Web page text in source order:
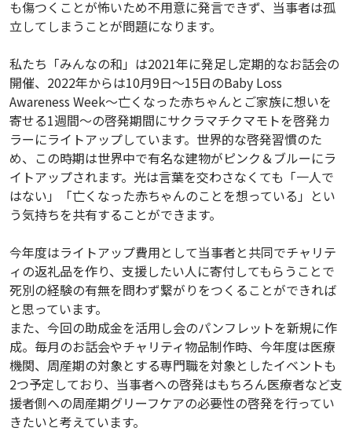
も傷つくことが怖いため不用意に発言できず、当事者は孤
立してしまうことが問題になります。
私たち「みんなの和」は2021年に発足し定期的なお話会の
開催、2022年からは10月9日～15日のBaby Loss
Awareness Week～亡くなった赤ちゃんとご家族に想いを
寄せる1週間～の啓発期間にサクラマチクマモトを啓発カ
ラーにライトアップしています。世界的な啓発習慣のた
め、この時期は世界中で有名な建物がピンク＆ブルーにラ
イトアップされます。光は言葉を交わさなくても「一人で
はない」「亡くなった赤ちゃんのことを想っている」とい
う気持ちを共有することができます。
今年度はライトアップ費用として当事者と共同でチャリテ
ィの返礼品を作り、支援したい人に寄付してもらうことで
死別の経験の有無を問わず繋がりをつくることができれば
と思っています。
また、今回の助成金を活用し会のパンフレットを新規に作
成。毎月のお話会やチャリティ物品制作時、今年度は医療
機関、周産期の対象とする専門職を対象としたイベントも
2つ予定しており、当事者への啓発はもちろん医療者など支
援者側への周産期グリーフケアの必要性の啓発を行ってい
きたいと考えています。